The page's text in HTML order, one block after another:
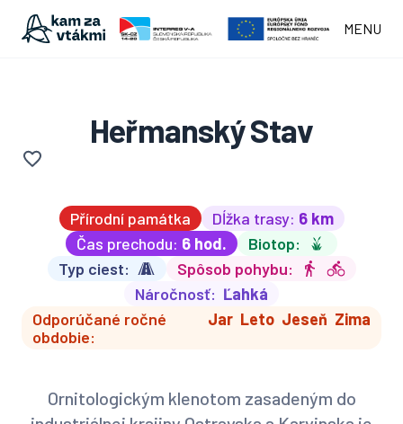
MENU
Heřmanský Stav
Přírodní památka Dĺžka trasy: 6 km
Čas prechodu: 6 hod.
Biotop:
Typ ciest:
Spôsob pohybu:
Náročnosť: Ľahká
Odporúčané ročné
obdobie:
Jar Leto Jeseň Zima
Ornitologickým klenotom zasadeným do